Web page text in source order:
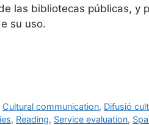
las bibliotecas públicas, y
su uso.
Cultural communication, Difusió
, Reading, Service evaluation,